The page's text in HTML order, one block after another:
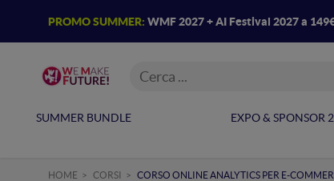
PROMO SUMMER: WMF 2027 + AI Festival 2027 a
SUMMER BUNDLE EXPO & SPONSOR
HOME CORSI CORSO ONLINE ANALYTICS PER E-